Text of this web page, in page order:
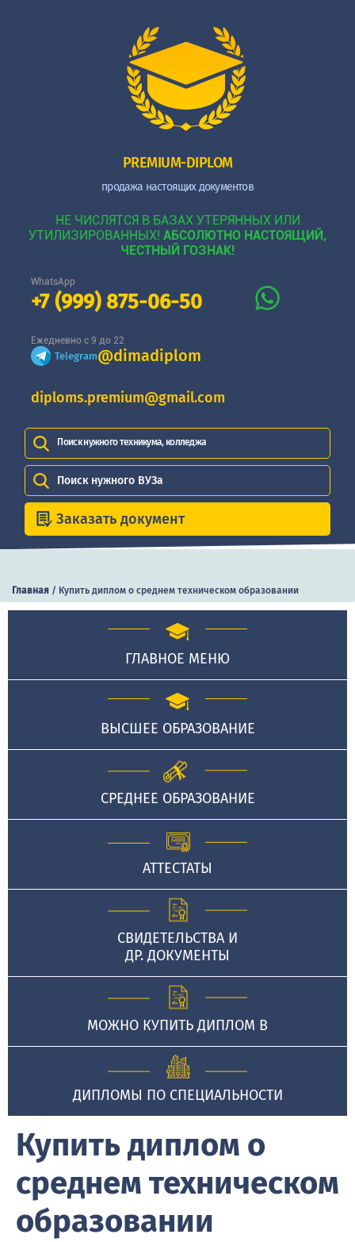
PREMIUM-DIPLOM
продажа настоящих документов
НЕ ЧИСЛЯТСЯ В БАЗАХ УТЕРЯННЫХ ИЛИ
УТИЛИЗИРОВАННЫХ! АБСОЛЮТНО НАСТОЯЩИЙ,
ЧЕСТНЫЙ ГОЗНАК!
WhatsApp
+7 (999) 875-06-50
Ежедневно с 9 до 22
Telegram@dimadiplom
diploms.premium@gmail.com
Поиск нужного техникума, колледжа
Поиск нужного ВУЗа
Заказать документ
Главная / Купить диплом о среднем техническом образовании
ГЛАВНОЕ МЕНЮ
ВЫСШЕЕ ОБРАЗОВАНИЕ
СРЕДНЕЕ ОБРАЗОВАНИЕ
АТТЕСТАТЫ
СВИДЕТЕЛЬСТВА И
ДР. ДОКУМЕНТЫ
МОЖНО КУПИТЬ ДИПЛОМ В
ДИПЛОМЫ ПО СПЕЦИАЛЬНОСТИ
Купить диплом о
среднем техническом
образовании